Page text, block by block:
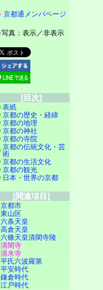
京都通メンバページ
写真：表示／非表示
[目次]
表紙
京都の歴史・経緯
京都の地理
京都の神社
京都の寺院
京都の伝統文化・芸
術
京都の生活文化
京都の観光
日本・世界の京都
[関連項目]
京都市
東山区
六条天皇
高倉天皇
六條天皇清閑寺陵
清閑寺
清水寺
平氏六波羅第
平安時代
鎌倉時代
江戸時代